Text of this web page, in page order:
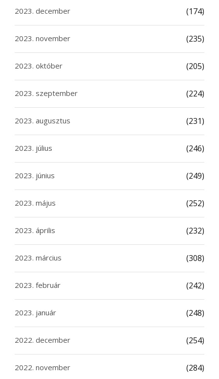
2023. december (174)
2023. november (235)
2023. október (205)
2023. szeptember (224)
2023. augusztus (231)
2023. július (246)
2023. június (249)
2023. május (252)
2023. április (232)
2023. március (308)
2023. február (242)
2023. január (248)
2022. december (254)
2022. november (284)